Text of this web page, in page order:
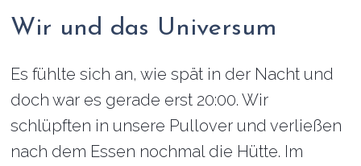
Wir und das Universum
Es fühlte sich an, wie spät in der Nacht und
doch war es gerade erst 20:00. Wir
schlüpften in unsere Pullover und verließen
nach dem Essen nochmal die Hütte. Im